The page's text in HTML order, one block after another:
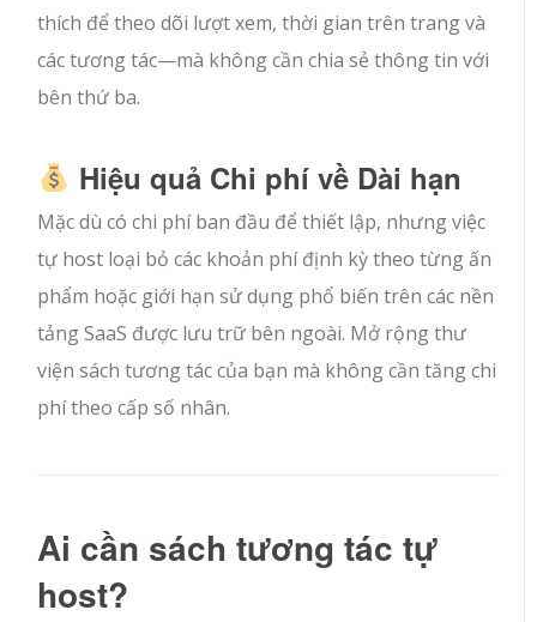
thích để theo dõi lượt xem, thời gian trên trang và
các tương tác—mà không cần chia sẻ thông tin với
bên thứ ba.
Hiệu quả Chi phí về Dài hạn
Mặc dù có chi phí ban đầu để thiết lập, nhưng việc
tự host loại bỏ các khoản phí định kỳ theo từng ấn
phẩm hoặc giới hạn sử dụng phổ biến trên các nền
tảng SaaS được lưu trữ bên ngoài. Mở rộng thư
viện sách tương tác của bạn mà không cần tăng chi
phí theo cấp số nhân.
Ai cần sách tương tác tự
host?